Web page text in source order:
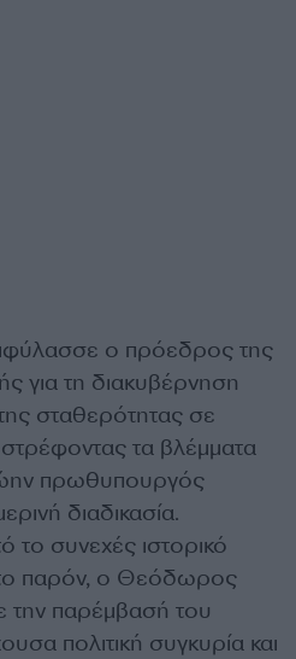
ο πρόεδρος της
για τη διακυβέρνηση
σταθερότητας σε
τα βλέμματα
πρωθυπουργός
διαδικασία.
συνεχές ιστορικό
παρόν, ο Θεόδωρος
την παρέμβασή του
πολιτική συγκυρία και